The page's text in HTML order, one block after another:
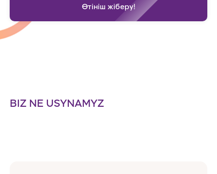
Өтініш жіберу!
BIZ NE USYNAMYZ